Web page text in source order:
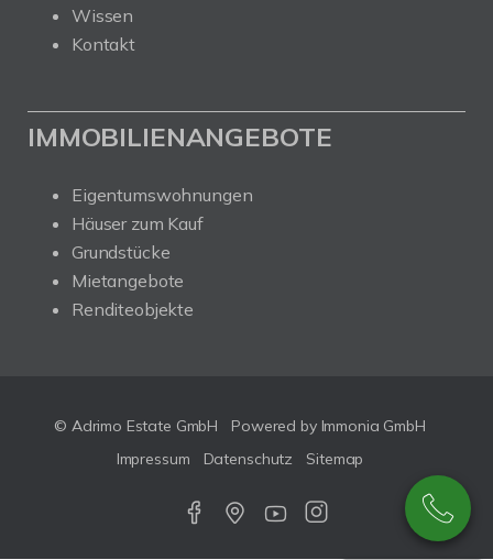
Wissen
Kontakt
IMMOBILIENANGEBOTE
Eigentumswohnungen
Häuser zum Kauf
Grundstücke
Mietangebote
Renditeobjekte
© Adrimo Estate GmbH
Powered by Immonia GmbH
Impressum
Datenschutz Sitemap